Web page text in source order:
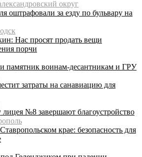
округ
оштрафовали за езду по бульвару на
Нас просят продать вещи
порчи
памятник воинам-десантникам и ГРУ
затраты на санавиацию для
лицея №8 завершают благоустройство
крае: безопасность для